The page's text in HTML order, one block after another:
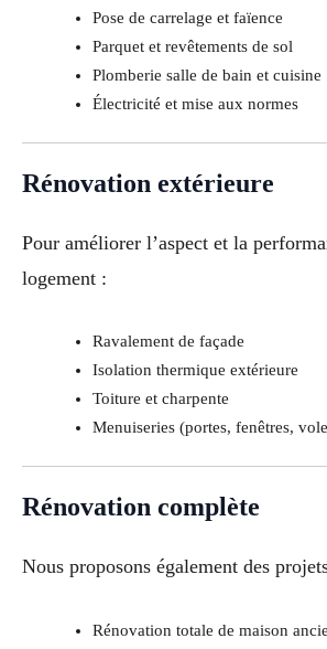
Pose de carrelage et faïence
Parquet et revêtements de sol
Plomberie salle de bain et cuisine
Électricité et mise aux normes
Rénovation extérieure
Pour améliorer l’aspect et la
logement :
Ravalement de façade
Isolation thermique extérieure
Toiture et charpente
Menuiseries (portes, fenêtres,
Rénovation complète
Nous proposons également des
Rénovation totale de maison